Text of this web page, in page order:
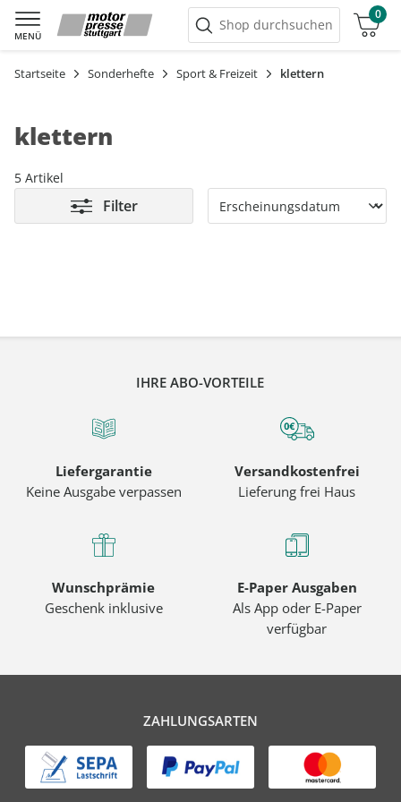
MENÜ
Shop durchsuchen
0
Warenkorb
Startseite Sonderhefte Sport & Freizeit klettern
klettern
5 Artikel
Filter
IHRE ABO-VORTEILE
Liefergarantie
Keine Ausgabe verpassen
Versandkostenfrei
Lieferung frei Haus
Wunschprämie
Geschenk inklusive
E-Paper Ausgaben
Als App oder E-Paper
verfügbar
ZAHLUNGSARTEN